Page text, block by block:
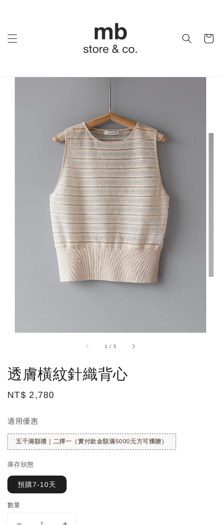
1 / 5
透膚橫紋針織背心
Regular
NT$ 2,780
適用優惠
五千滿額禮｜二擇一（實付款金額滿5000元方可獲贈）
庫存狀態
預購7-10天
數量